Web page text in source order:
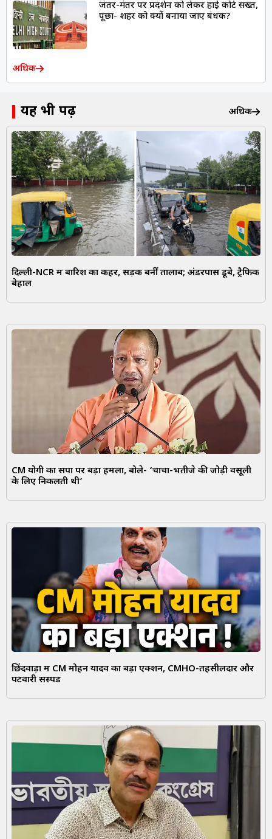
जंतर-मंतर पर प्रदर्शन को लेकर हाई कोर्ट सख्त,
पूछा- शहर को क्यों बनाया जाए बंधक?
अधिक
यह भी पढ़ें अधिक
दिल्ली-NCR में बारिश का कहर, सड़कें बनीं तालाब; अंडरपास डूबे, ट्रैफिक
बेहाल
CM योगी का सपा पर बड़ा हमला, बोले- ‘चाचा-भतीजे की जोड़ी वसूली
के लिए निकलती थी’
छिंदवाड़ा में CM मोहन यादव का बड़ा एक्शन, CMHO-तहसीलदार और
पटवारी सस्पेंड